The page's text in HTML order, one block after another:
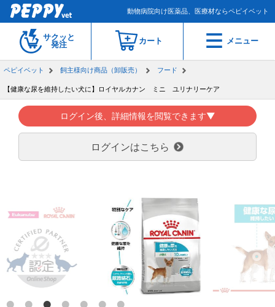
動物病院向け医薬品、医療材ならペピイベット
サクッと
発注
カート メニュー
ペピイベット 飼主様向け商品（卸販売） フード
【健康な尿を維持したい犬に】ロイヤルカナン ミニ ユリナリーケア
ログイン後、詳細情報を閲覧できます▼
ログインはこちら